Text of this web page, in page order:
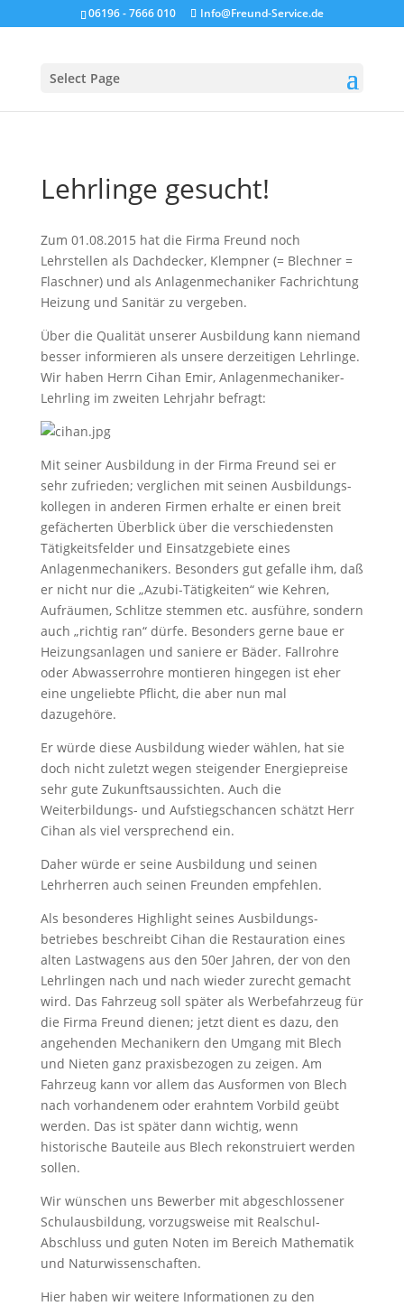
06196 - 7666 010 Info@Freund-Service.de
Select Page
Lehrlinge gesucht!
Zum 01.08.2015 hat die Firma Freund noch
Lehrstellen als Dachdecker, Klempner (= Blechner =
Flaschner) und als Anlagenmechaniker Fachrichtung
Heizung und Sanitär zu vergeben.
Über die Qualität unserer Ausbildung kann niemand
besser informieren als unsere derzeitigen Lehrlinge.
Wir haben Herrn Cihan Emir, Anlagenmechaniker-
Lehrling im zweiten Lehrjahr befragt:
Mit seiner Ausbildung in der Firma Freund sei er
sehr zufrieden; verglichen mit seinen Aus­bildungs­
kollegen in anderen Firmen erhalte er einen breit
gefächerten Überblick über die verschiedensten
Tätigkeitsfelder und Einsatz­gebiete eines
Anlagenmechanikers. Besonders gut gefalle ihm, daß
er nicht nur die „Azubi-Tätigkeiten“ wie Kehren,
Aufräumen, Schlitze stemmen etc. ausführe, sondern
auch „richtig ran“ dürfe. Besonders gerne baue er
Heizungsanlagen und saniere er Bäder. Fallrohre
oder Abwasser­rohre montieren hingegen ist eher
eine ungeliebte Pflicht, die aber nun mal
dazugehöre.
Er würde diese Ausbildung wieder wählen, hat sie
doch nicht zuletzt wegen steigender Energie­preise
sehr gute Zukunftsaussichten. Auch die
Weiterbildungs- und Aufstiegschancen schätzt Herr
Cihan als viel versprechend ein.
Daher würde er seine Ausbildung und seinen
Lehrherren auch seinen Freunden empfehlen.
Als besonderes Highlight seines Ausbildungs­
betriebes beschreibt Cihan die Restauration eines
alten Lastwagens aus den 50er Jahren, der von den
Lehrlingen nach und nach wieder zurecht gemacht
wird. Das Fahrzeug soll später als Werbefahrzeug für
die Firma Freund dienen; jetzt dient es dazu, den
angehenden Mechanikern den Umgang mit Blech
und Nieten ganz praxis­bezogen zu zeigen. Am
Fahrzeug kann vor allem das Ausformen von Blech
nach vorhandenem oder erahntem Vorbild geübt
werden. Das ist später dann wichtig, wenn
historische Bauteile aus Blech rekonstruiert werden
sollen.
Wir wünschen uns Bewerber mit abgeschlossener
Schulausbildung, vorzugsweise mit Realschul-
Abschluss und guten Noten im Bereich Mathematik
und Naturwissenschaften.
Hier haben wir weitere Informationen zu den